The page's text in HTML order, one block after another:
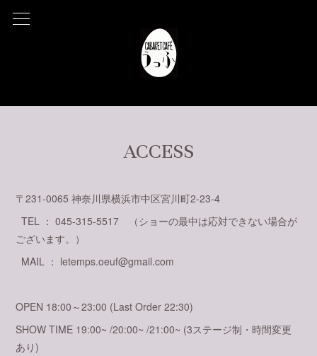
ACCESS
〒231-0065 神奈川県横浜市中区宮川町2-23-4
TEL ： 045-315-5517 （ショーの最中は応対できない場合が
ございます。）
MAIL ： letemps.oeuf@gmail.com
OPEN 18:00～23:00 (Last Order 22:30)
SHOW TIME 19:00~ /20:00~ /21:00~ (3ステージ制・時間変更
あり)